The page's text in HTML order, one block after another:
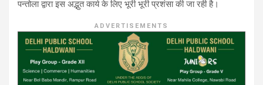
पन्तोला द्वारा इस अद्भुत कार्य के लिए भूरी भूरी प्रशंसा की जा रही है।
ADVERTISEMENTS